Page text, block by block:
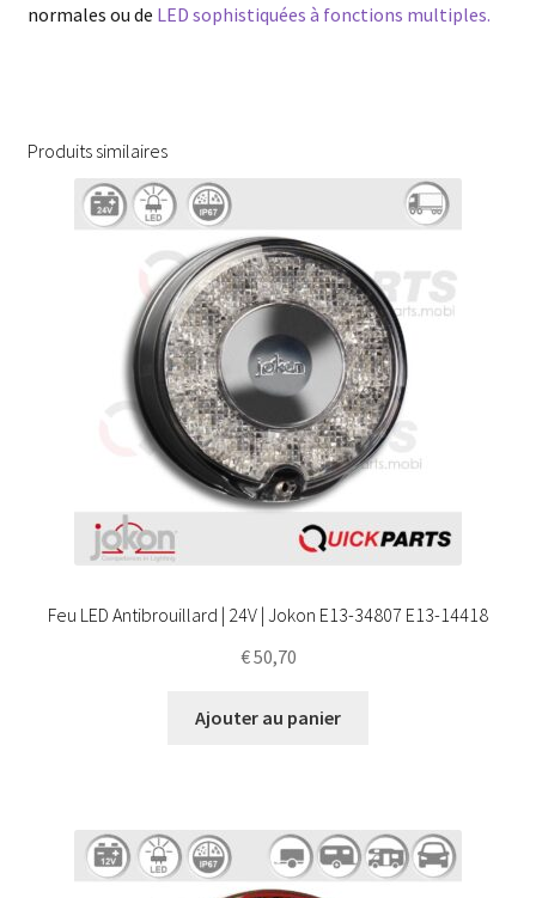
normales ou de LED sophistiquées à fonctions multiples.
Produits similaires
Feu LED Antibrouillard | 24V | Jokon E13-34807 E13-14418
€50,70
Ajouter au panier